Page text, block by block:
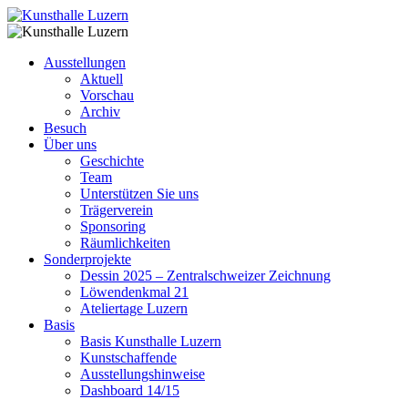
Ausstellungen
Aktuell
Vorschau
Archiv
Besuch
Über uns
Geschichte
Team
Unterstützen Sie uns
Trägerverein
Sponsoring
Räumlichkeiten
Sonderprojekte
Dessin 2025 – Zentralschweizer Zeichnung
Löwendenkmal 21
Ateliertage Luzern
Basis
Basis Kunsthalle Luzern
Kunstschaffende
Ausstellungshinweise
Dashboard 14/15